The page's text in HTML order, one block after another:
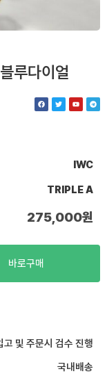
루다이얼
F
a
c
T
w
i
Y
o
u
T
e
l
IWC
TRIPLE A
275,000원
바로구매
고 및 주문시 검수 진행
국내배송